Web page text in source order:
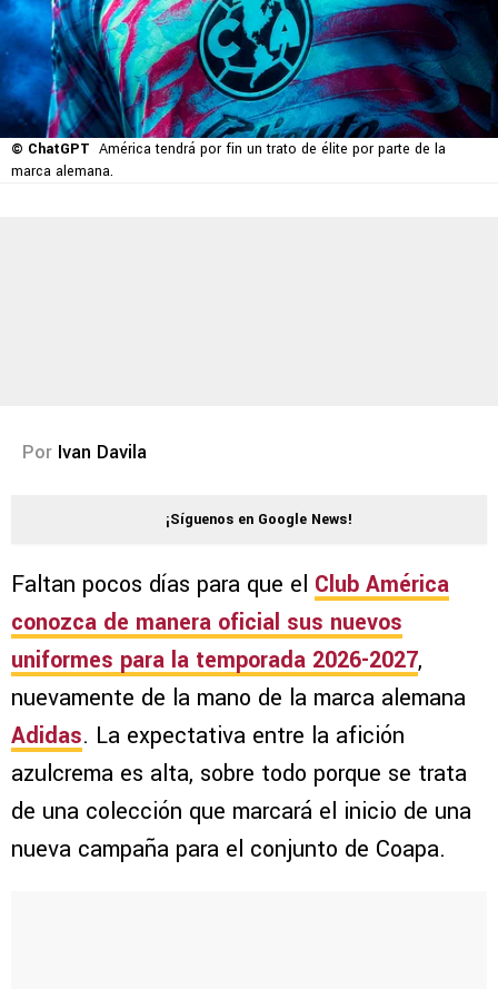
© ChatGPT América tendrá por fin un trato de élite por parte de la
marca alemana.
Por Ivan Davila
¡Síguenos en Google News!
Faltan pocos días para que el Club América
conozca de manera oficial sus nuevos
uniformes para la temporada 2026-2027,
nuevamente de la mano de la marca alemana
Adidas. La expectativa entre la afición
azulcrema es alta, sobre todo porque se trata
de una colección que marcará el inicio de una
nueva campaña para el conjunto de Coapa.